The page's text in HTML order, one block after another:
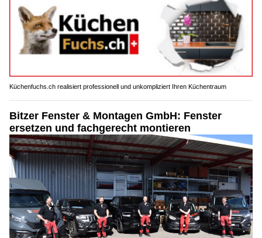
Küchenfuchs.ch realisiert professionell und unkompliziert Ihren Küchentraum
Bitzer Fenster & Montagen GmbH: Fenster
ersetzen und fachgerecht montieren